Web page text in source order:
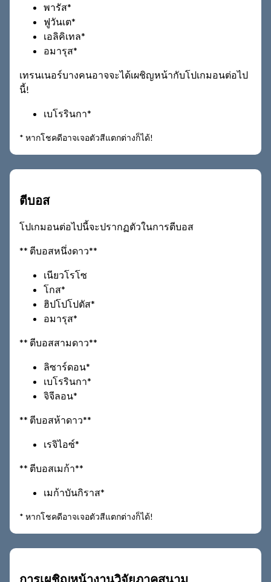
พารัส*
ฟูวันเต*
เอลิคิเทล*
อมารุส*
เทรนเนอร์บางคนอาจจะได้เผชิญหน้ากับโปเกมอนต่อไป
นี้!
เบโรรินกา*
* หากโชคดีอาจเจอตัวสีแตกต่างก็ได้!
ตีบอส
โปเกมอนต่อไปนี้จะปรากฏตัวในการตีบอส
** ตีบอสหนึ่งดาว**
เนียวโรโซ
โกส*
ฮิปโปโปตัส*
อมารุส*
** ตีบอสสามดาว**
ลิซาร์ดอน*
เบโรรินกา*
จิจีลอน*
** ตีบอสห้าดาว**
เรจิไอซ์*
** ตีบอสเมก้า**
เมก้าบันกิราส*
* หากโชคดีอาจเจอตัวสีแตกต่างก็ได้!